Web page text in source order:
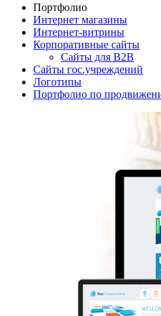
Портфолио
Интернет магазины
Интернет-витрины
Корпоративные сайты
Сайты для B2B
Сайты гос.учреждений
Логотипы
Портфолио по